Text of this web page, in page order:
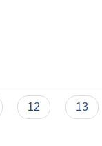
12 13